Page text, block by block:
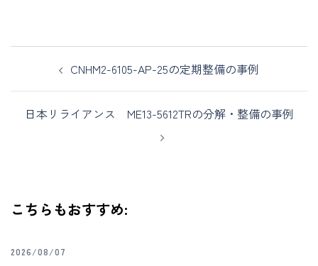
CNHM2-6105-AP-25の定期整備の事例
日本リライアンス ME13-5612TRの分解・整備の事例
こちらもおすすめ:
2026/08/07